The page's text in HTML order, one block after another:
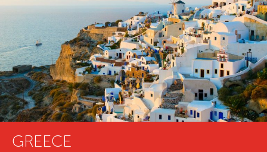
GREECE